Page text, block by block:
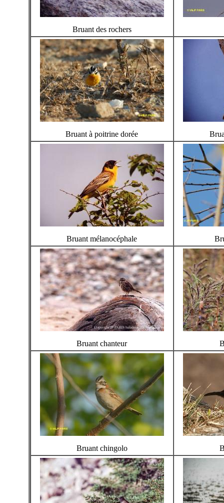
Bruant des rochers
Bruant à poitrine dorée
Bruant mélanocéphale
Bruant chanteur
Bruant chingolo